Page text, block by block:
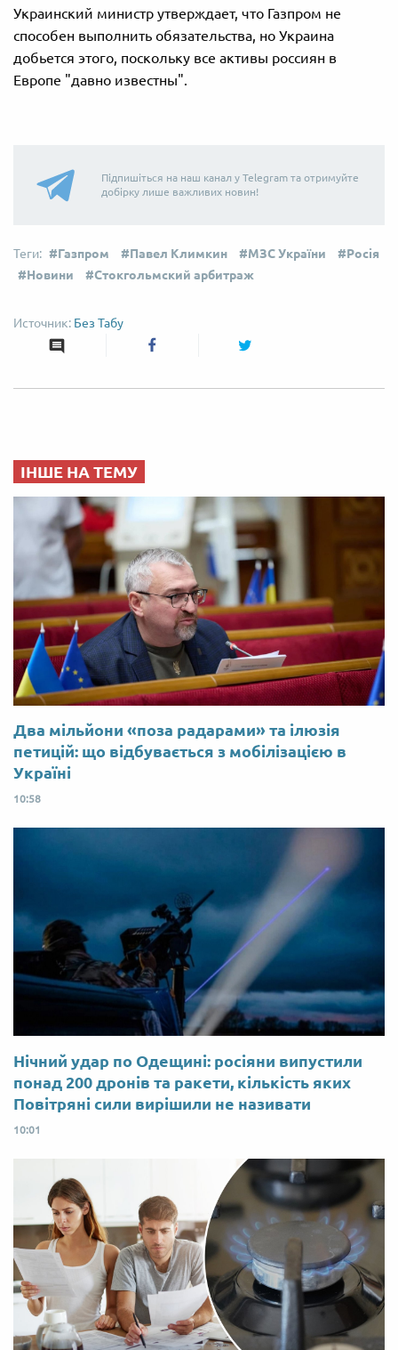
Украинский министр утверждает, что Газпром не
способен выполнить обязательства, но Украина
добьется этого, поскольку все активы россиян в
Европе "давно известны".
Підпишіться на наш канал у Telegram та отримуйте
добірку лише важливих новин!
Газпром Павел Климкин МЗС України
Росія
Новини
Стокгольмский арбитраж
Без Табу
ІНШЕ НА ТЕМУ
Два мільйони «поза радарами» та ілюзія
петицій: що відбувається з мобілізацією в
Україні
10:58
Нічний удар по Одещині: росіяни випустили
понад 200 дронів та ракети, кількість яких
Повітряні сили вирішили не називати
10:01